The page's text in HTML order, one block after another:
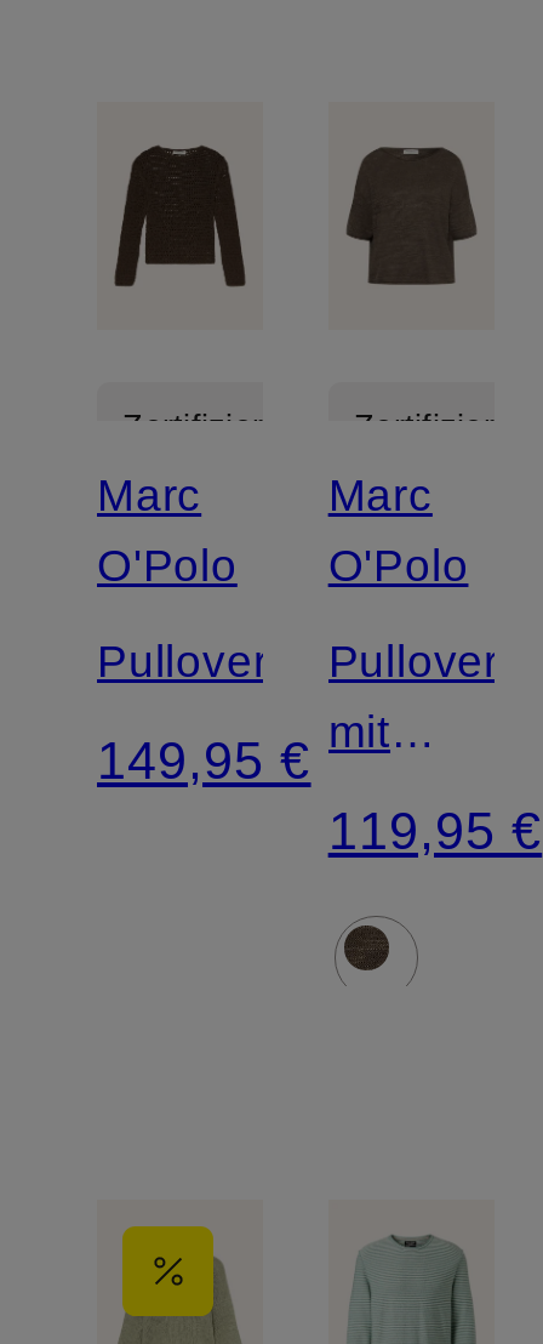
Zertifiziert
Marc
O'Polo
Pullover
149,95 €
Zertifiziert
Marc
O'Polo
Pullover
mit
Leinen
und
3/4-
119,95 €